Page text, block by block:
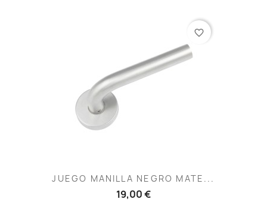
JUEGO MANILLA NEGRO MATE...
19,00 €
favorite_border